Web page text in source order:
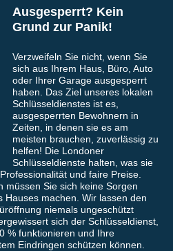
Ausgesperrt? Kein
Grund zur Panik!
Verzweifeln Sie nicht, wenn Sie
sich aus Ihrem Haus, Büro, Auto
oder Ihrer Garage ausgesperrt
haben. Das Ziel unseres lokalen
Schlüsseldienstes ist es,
ausgesperrten Bewohnern in
Zeiten, in denen sie es am
meisten brauchen, zuverlässig zu
helfen! Die Londoner
Schlüsseldienste halten, was sie
und faire Preise.
müssen Sie sich keine Sorgen
Hauses machen. Wir lassen den
niemals ungeschützt
sich der Schlüsseldienst,
% funktionieren und Ihre
Eindringen schützen können.